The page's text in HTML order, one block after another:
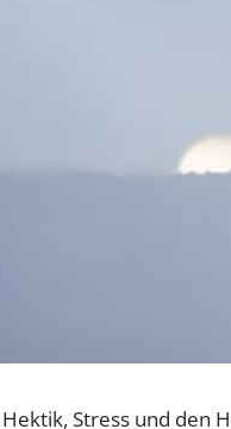
Stress und den